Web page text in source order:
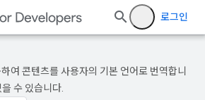
로그인
여 콘텐츠를 사용자의 기본 언어로 번역합니
수 있습니다.